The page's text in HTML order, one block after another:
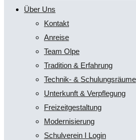
Über Uns
Kontakt
Anreise
Team Olpe
Tradition & Erfahrung
Technik- & Schulungsräume
Unterkunft & Verpflegung
Freizeitgestaltung
Modernisierung
Schulverein I Login